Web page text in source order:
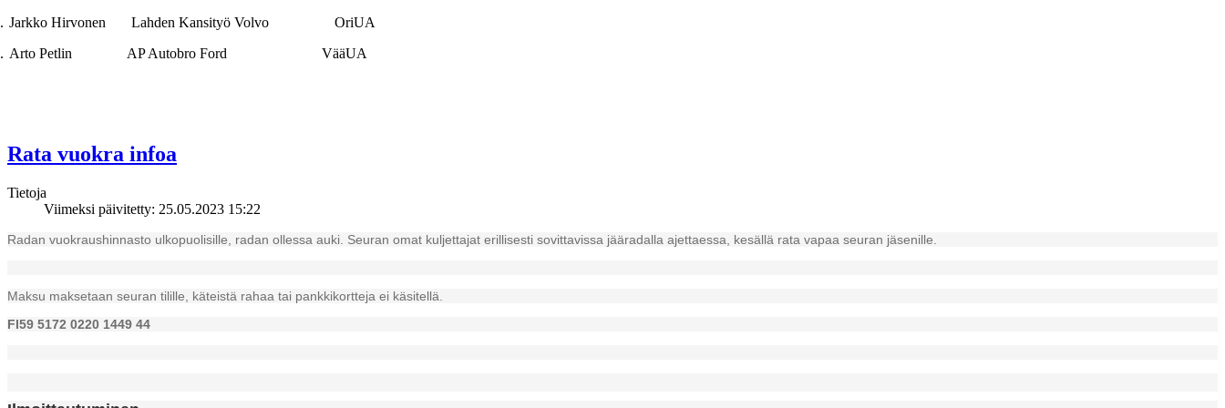
Jarkko Hirvonen Lahden Kansityö Volvo OriUA
Arto Petlin AP Autobro Ford VääUA
Rata vuokra infoa
Tietoja
Viimeksi päivitetty: 25.05.2023 15:22
Radan vuokraushinnasto ulkopuolisille, radan ollessa auki. Seuran omat kuljettajat erillisesti sovittavissa jääradalla ajettaessa, kesällä rata vapaa seuran jäsenille.
Maksu maksetaan seuran tilille, käteistä rahaa tai pankkikortteja ei käsitellä.
FI59 5172 0220 1449 44